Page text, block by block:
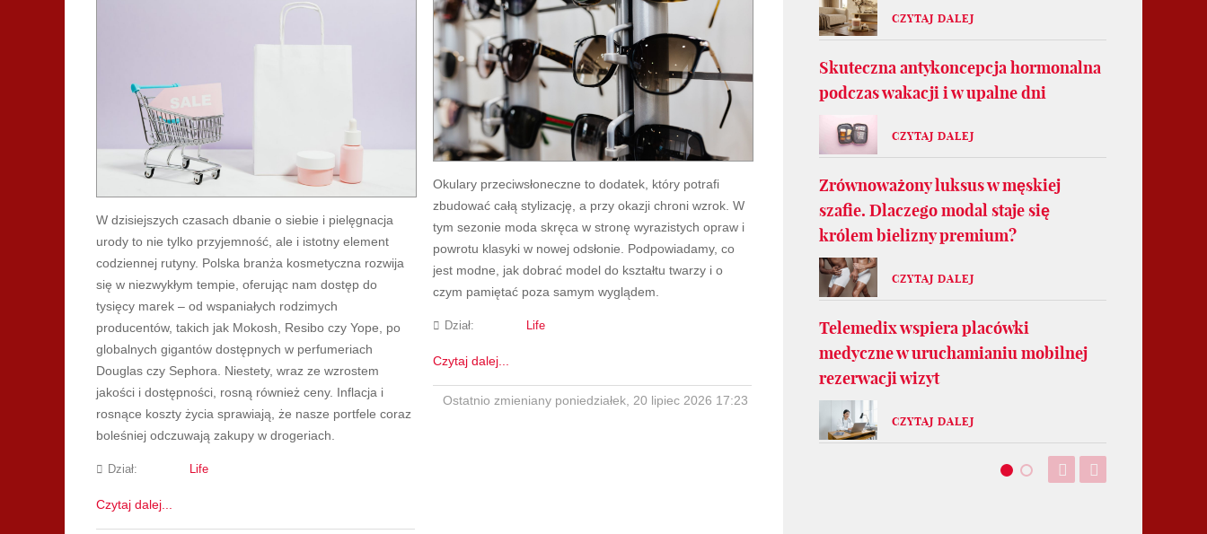
W dzisiejszych czasach dbanie o siebie i pielęgnacja
urody to nie tylko przyjemność, ale i istotny element
codziennej rutyny. Polska branża kosmetyczna rozwija
się w niezwykłym tempie, oferując nam dostęp do
tysięcy marek – od wspaniałych rodzimych
producentów, takich jak Mokosh, Resibo czy Yope, po
globalnych gigantów dostępnych w perfumeriach
Douglas czy Sephora. Niestety, wraz ze wzrostem
jakości i dostępności, rosną również ceny. Inflacja i
rosnące koszty życia sprawiają, że nasze portfele coraz
boleśniej odczuwają zakupy w drogeriach.
Dział: Life
Czytaj dalej...
Okulary przeciwsłoneczne to dodatek, który potrafi
zbudować całą stylizację, a przy okazji chroni wzrok. W
tym sezonie moda skręca w stronę wyrazistych opraw i
powrotu klasyki w nowej odsłonie. Podpowiadamy, co
jest modne, jak dobrać model do kształtu twarzy i o
czym pamiętać poza samym wyglądem.
Dział: Life
Czytaj dalej...
Ostatnio zmieniany poniedziałek, 20 lipiec 2026 17:23
CZYTAJ DALEJ
Skuteczna antykoncepcja hormonalna
podczas wakacji i w upalne dni
CZYTAJ DALEJ
Zrównoważony luksus w męskiej
szafie. Dlaczego modal staje się
królem bielizny premium?
CZYTAJ DALEJ
Telemedix wspiera placówki
medyczne w uruchamianiu mobilnej
rezerwacji wizyt
CZYTAJ DALEJ